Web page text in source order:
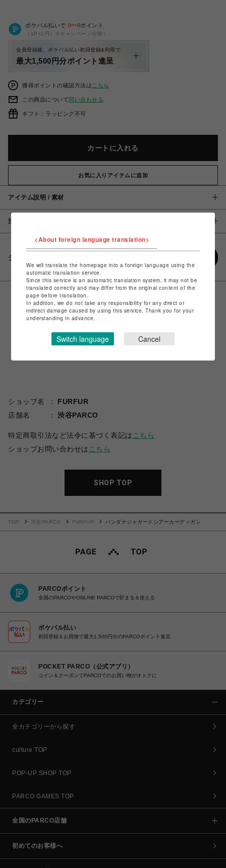
ポケパル払いで 0〜0ポイント
（1P=1円）※キャンペーン分除く
会員登録後、ポケパル払い初回登録&利用で
最大1,500円分ポイント進呈
獲得ポイントの確認方法は こちら
この商品について問い合わせる
ギフト：ラッピング不可
カートに入れる
お気に入りアイテムに追加
アイテム説明 / 素材
注意事項
シェアする
ショップ名
FURFUR
店舗名
渋谷PARCO
特定商取引法など法令に基づく表記は こちら
ショップお問い合わせは こちら
SHOP TOP
TOP 渋谷PARCO FURFUR バンダナジャガードシアーカーディガン
PARCOポイント
全国のPARCOやONLINE PARCOで貯まる＆使える
ポケパル払い
初回登録＆お買物で最大1,500円分のPARCOポイント進呈
POCKET PARCO（公式アプリ）
コイン＆クーポンでPARCOでのお買い物がオトクに
カテゴリー
全カテゴリーから探す
culture TOP
POP-UP SHOP TOP
PARCO GAMES TOP
全国のPARCO店舗
初めてのお客様へ
<About foreign language translation>
We will translate the homepage into a foreign language using the
automatic translation service.
Since this service is an automatic translation system, it may not be
translated correctly and may differ from the original content of the
page before translation.
In addition, we do not take any responsibility for any direct or
indirect damage caused by using this service. Thank you for your
understanding in advance.
Switch language Cancel